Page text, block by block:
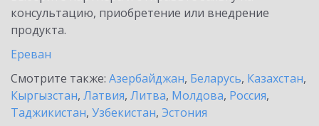
консультацию, приобретение или внедрение
продукта.
Ереван
Смотрите также: Азербайджан, Беларусь, Казахстан,
Кыргызстан, Латвия, Литва, Молдова, Россия,
Таджикистан, Узбекистан, Эстония